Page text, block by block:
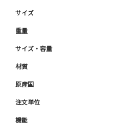
サイズ
重量
サイズ・容量
材質
原産国
注文単位
機能